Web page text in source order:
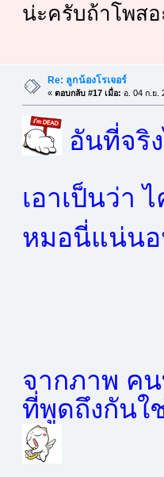
น่ะครับถ้าโพสอ
Re: ลูกน้องโรเจอร์
« ตอบกลับ #17 เมื่อ: อ. 04 ก.ย.
อันที่จริ
เอาเป็นว่า
หมอนี่แน่น
จากภาพ ค
ที่พูดถึงกันใ